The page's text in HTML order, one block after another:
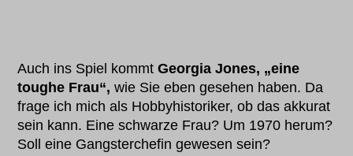
Auch ins Spiel kommtGeorgia Jones, „eine
toughe Frau“, wie Sie eben gesehen haben. Da
frage ich mich als Hobbyhistoriker, ob das akkurat
sein kann. Eine schwarze Frau? Um 1970 herum?
Soll eine Gangsterchefin gewesen sein?